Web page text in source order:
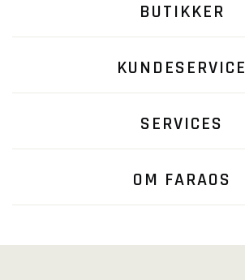
BUTIKKER
KUNDESERVICE
SERVICES
OM FARAOS